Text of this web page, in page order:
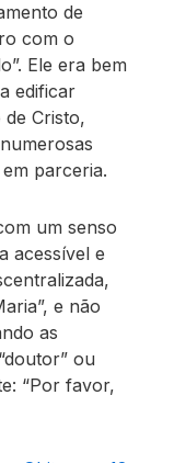
de
com o
Ele era bem
edificar
Cristo,
parceria.
um senso
acessível e
e não
as
ou
“Por favor,